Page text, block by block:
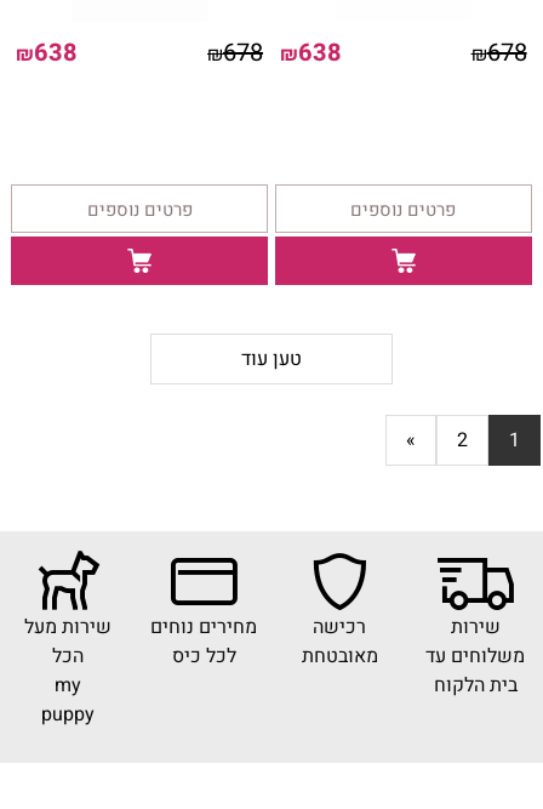
₪678
₪638
פרטים נוספים
₪678
₪638
פרטים נוספים
טען עוד
1
2
»
שירות
משלוחים עד
בית הלקוח
רכישה
מאובטחת
מחירים נוחים
לכל כיס
שירות מעל
הכל
my
puppy